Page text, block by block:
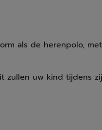
als de herenpolo,
zullen uw kind tijdens